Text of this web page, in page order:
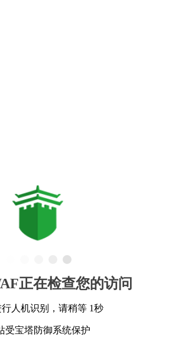
正在检查您的访问
人机识别，请稍等 1秒
受宝塔防御系统保护